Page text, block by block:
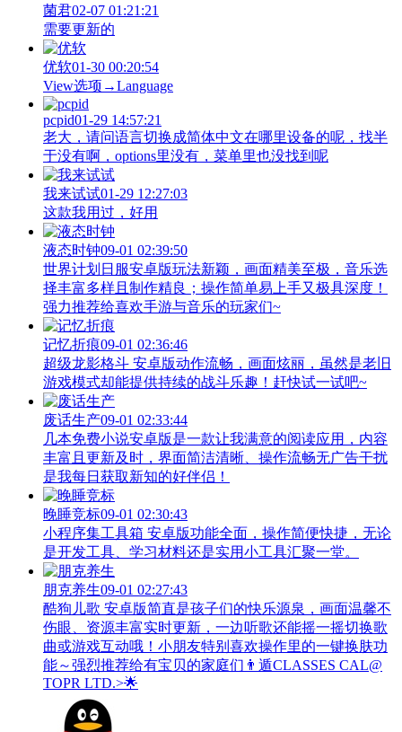
菌君02-07 01:21:21
需要更新的
优软01-30 00:20:54
View‌选项→Language
pcpid01-29 14:57:21
老大，请问语言切换成简体中文在哪里设备的呢，找半
于没有啊，options里没有，菜单里也没找到呢
我来试试01-29 12:27:03
这款我用过，好用
液态时钟09-01 02:39:50
世界计划日服安卓版玩法新颖，画面精美至极，音乐选
择丰富多样且制作精良；操作简单易上手又极具深度！
强力推荐给喜欢手游与音乐的玩家们~
记忆折痕09-01 02:36:46
超级龙影格斗 安卓版动作流畅，画面炫丽，虽然是老旧
游戏模式却能提供持续的战斗乐趣！赶快试一试吧~
废话生产09-01 02:33:44
几本免费小说安卓版是一款让我满意的阅读应用，内容
丰富且更新及时，界面简洁清晰、操作流畅无广告干扰
是我每日获取新知的好伴侣！
晚睡竞标09-01 02:30:43
小程序集工具箱 安卓版功能全面，操作简便快捷，无论
是开发工具、学习材料还是实用小工具汇聚一堂。
朋克养生09-01 02:27:43
酷狗儿歌 安卓版简直是孩子们的快乐源泉，画面温馨不
伤眼、资源丰富实时更新，一边听歌还能摇一摇切换歌
曲或游戏互动哦！小朋友特别喜欢操作里的一键换肤功
能～强烈推荐给有宝贝的家庭们👨‍遁️CLASSES CAL@
TOPR LTD.>🌟